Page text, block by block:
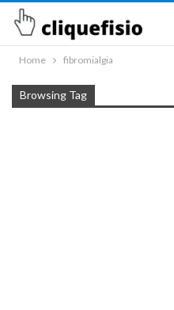
Home fibromialgia
Browsing Tag